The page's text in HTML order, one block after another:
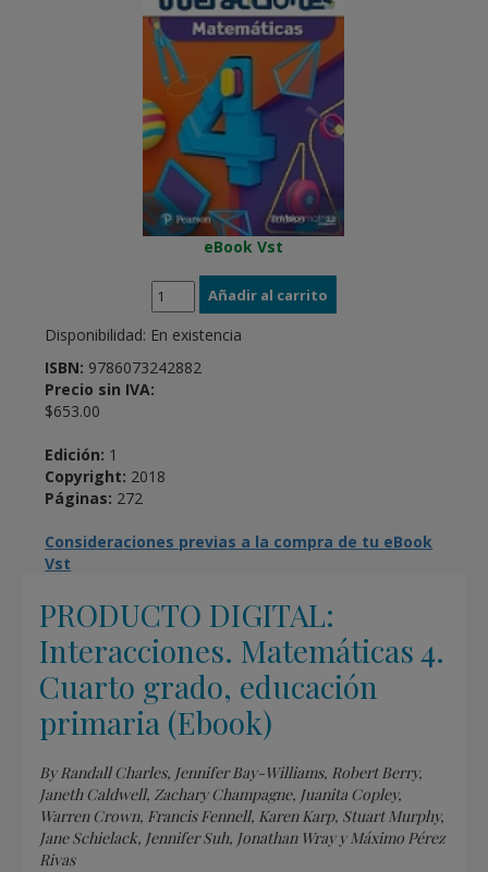
eBook Vst
Disponibilidad: En existencia
ISBN: 9786073242882
Precio sin IVA:
$653.00
Edición: 1
Copyright: 2018
Páginas: 272
Consideraciones previas a la compra de tu eBook
Vst
PRODUCTO DIGITAL:
Interacciones. Matemáticas 4.
Cuarto grado, educación
primaria (Ebook)
By Randall Charles, Jennifer Bay-Williams, Robert Berry,
Janeth Caldwell, Zachary Champagne, Juanita Copley,
Warren Crown, Francis Fennell, Karen Karp, Stuart Murphy,
Jane Schielack, Jennifer Suh, Jonathan Wray y Máximo Pérez
Rivas